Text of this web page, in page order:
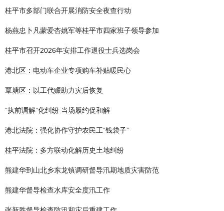
桂平市多部门联合开展消防安全夜查行动
杨燕忠卜凡蒙爱杏姚军等桂平市四家班子领导参加
桂平市召开2026年安排工作退役士兵选岗会
港北区：电动车企业专项购车补贴暖民心
覃塘区：以工代赈助力灾后恢复
“执前调解”化纠纷 当场履约促和解
港北法院：强化协作守护农民工“钱袋子”
桂平法院：多方联动化解历史土地纠纷
熊建华到山北乡东龙镇调研督导汛期地质灾害防范
熊建华督导检查水库安全度汛工作